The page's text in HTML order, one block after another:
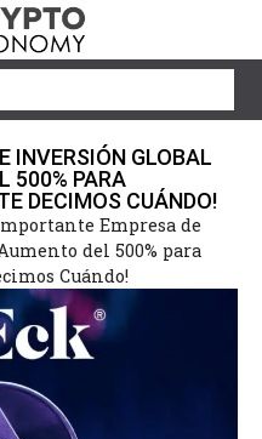
INVERSIÓN GLOBAL
500% PARA
DECIMOS CUÁNDO!
Empresa de
del 500% para
Cuándo!